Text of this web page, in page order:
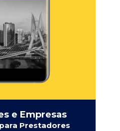
e Empresas
Prestadores